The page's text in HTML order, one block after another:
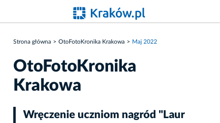
Strona główna OtoFotoKronika Krakowa Maj 2022
OtoFotoKronika
Krakowa
Wręczenie uczniom nagród "Laur